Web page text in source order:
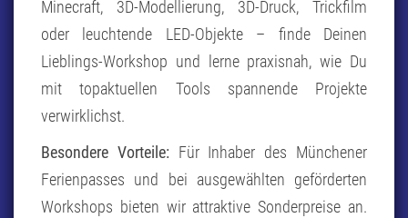
Minecraft, 3D-Modellierung, 3D-Druck, Trickfilm
oder leuchtende LED-Objekte – finde Deinen
Lieblings-Workshop und lerne praxisnah, wie Du
mit topaktuellen Tools spannende Projekte
verwirklichst.
Besondere Vorteile: Für Inhaber des Münchener
Ferienpasses und bei ausgewählten geförderten
Workshops bieten wir attraktive Sonderpreise an.